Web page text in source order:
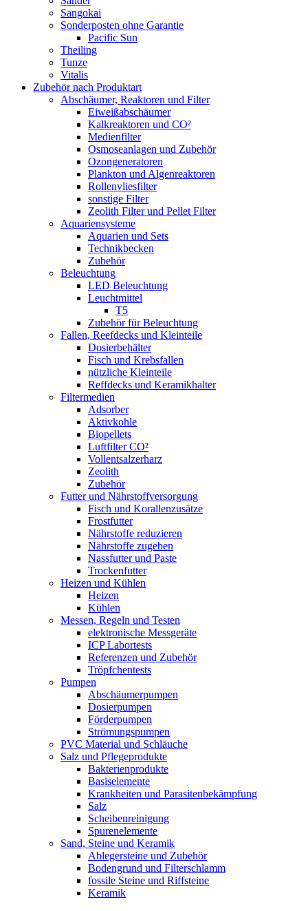
Sangokai
Sonderposten ohne Garantie
Pacific Sun
Theiling
Tunze
Vitalis
Zubehör nach Produktart
Abschäumer, Reaktoren und Filter
Eiweißabschäumer
Kalkreaktoren und CO²
Medienfilter
Osmoseanlagen und Zubehör
Ozongeneratoren
Plankton und Algenreaktoren
Rollenvliesfilter
sonstige Filter
Zeolith Filter und Pellet Filter
Aquariensysteme
Aquarien und Sets
Technikbecken
Zubehör
Beleuchtung
LED Beleuchtung
Leuchtmittel
T5
Zubehör für Beleuchtung
Fallen, Reefdecks und Kleinteile
Dosierbehälter
Fisch und Krebsfallen
nützliche Kleinteile
Reffdecks und Keramikhalter
Filtermedien
Adsorber
Aktivkohle
Biopellets
Luftfilter CO²
Vollentsalzerharz
Zeolith
Zubehör
Futter und Nährstoffversorgung
Fisch und Korallenzusätze
Frostfutter
Nährstoffe reduzieren
Nährstoffe zugeben
Nassfutter und Paste
Trockenfutter
Heizen und Kühlen
Heizen
Kühlen
Messen, Regeln und Testen
elektronische Messgeräte
ICP Labortests
Referenzen und Zubehör
Tröpfchentests
Pumpen
Abschäumerpumpen
Dosierpumpen
Förderpumpen
Strömungspumpen
PVC Material und Schläuche
Salz und Pflegeprodukte
Bakterienprodukte
Basiselemente
Krankheiten und Parasitenbekämpfung
Salz
Scheibenreinigung
Spurenelemente
Sand, Steine und Keramik
Ablegersteine und Zubehör
Bodengrund und Filterschlamm
fossile Steine und Riffsteine
Keramik